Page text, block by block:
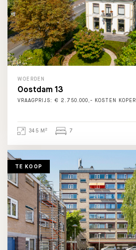
WOERDEN
Oostdam 13
VRAAGPRIJS: € 2.750.000,- KOSTEN KOPER
345 M 2 7
TE KOOP